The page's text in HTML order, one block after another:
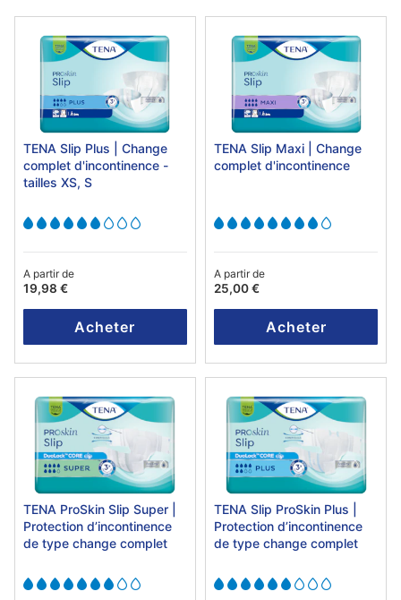
TENA Slip Plus | Change
complet d'incontinence -
tailles XS, S
A partir de
19,98 €
Acheter
TENA Slip Maxi | Change
complet d'incontinence
A partir de
25,00 €
Acheter
TENA ProSkin Slip Super |
Protection d’incontinence
de type change complet
TENA Slip ProSkin Plus |
Protection d’incontinence
de type change complet